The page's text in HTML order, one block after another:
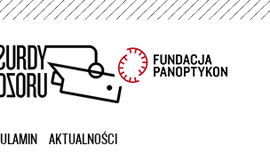
Przejdź
treści
AKTUALNOŚCI